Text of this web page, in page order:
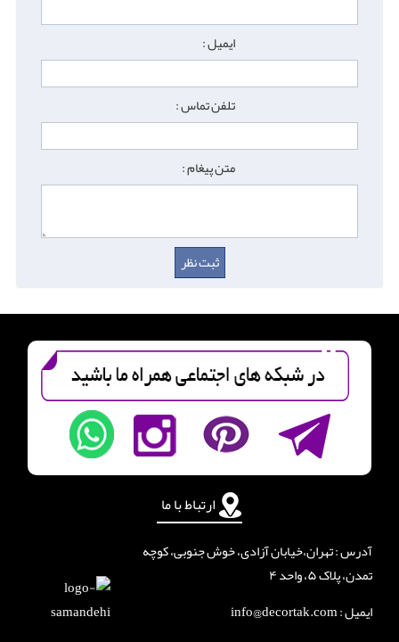
ایمیل :
تلفن تماس :
متن پیغام :
ارتباط با ما
آدرس : تهران،خیابان آزادی، خوش جنوبی، کوچه
تمدن، پلاک ۵، واحد ۴
ایمیل : info@decortak.com